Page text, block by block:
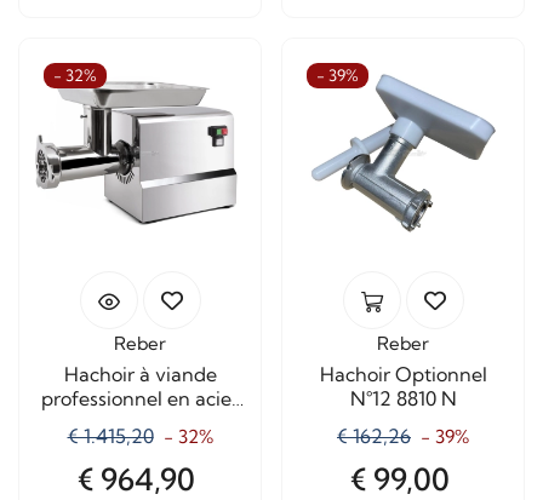
- 32%
Reber
Hachoir à viande
professionnel en acier
inoxydable N.32
1200W-M80AET
€ 1.415,20 - 32%
€ 964,90
- 39%
Reber
Hachoir Optionnel
N°12 8810 N
€ 162,26 - 39%
€ 99,00